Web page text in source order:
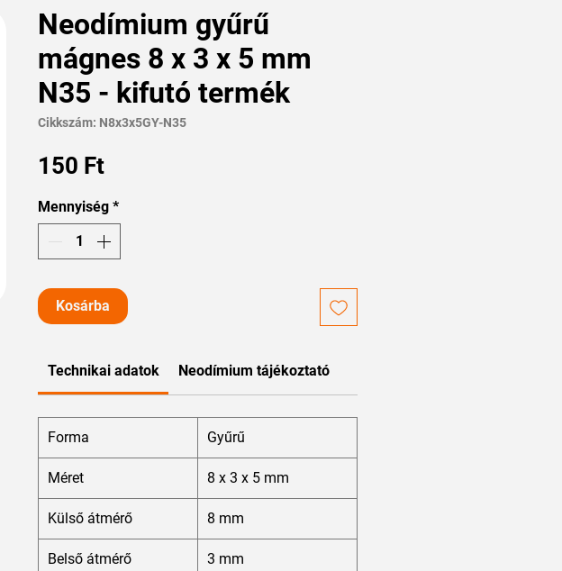
Neodímium gyűrű
mágnes 8 x 3 x 5 mm
N35 - kifutó termék
Cikkszám: N8x3x5GY-N35
150 FtÁr
Mennyiség *
Kosárba
Technikai adatok Neodímium tájékoztató
Forma Gyűrű
Méret 8 x 3 x 5 mm
Külső átmérő 8 mm
Belső átmérő 3 mm